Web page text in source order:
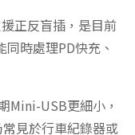
正反盲插，是目前
時處理PD快充、
Mini-USB更細小，
見於行車紀錄器或